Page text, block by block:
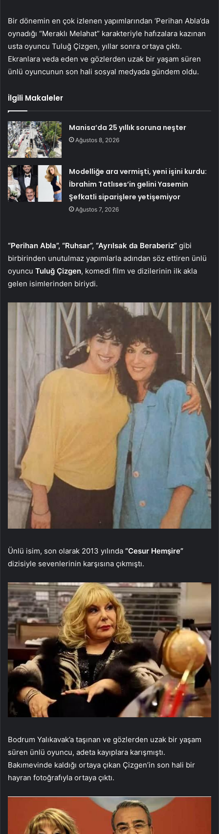
Bir dönemin en çok izlenen yapımlarından ‘Perihan Abla’da
oynadığı “Meraklı Melahat” karakteriyle hafızalara kazınan
usta oyuncu Tuluğ Çizgen, yıllar sonra ortaya çıktı.
Ekranlara veda eden ve gözlerden uzak bir yaşam süren
ünlü oyuncunun son hali sosyal medyada gündem oldu.
İlgili Makaleler
Manisa’da 25 yıllık soruna neşter
Ağustos 8, 2026
Modelliğe ara vermişti, yeni işini kurdu:
İbrahim Tatlıses’in gelini Yasemin
Şefkatli siparişlere yetişemiyor
Ağustos 7, 2026
“Perihan Abla”, “Ruhsar”, “Ayrılsak da Beraberiz” gibi
birbirinden unutulmaz yapımlarla adından söz ettiren ünlü
oyuncu Tuluğ Çizgen, komedi film ve dizilerinin ilk akla
gelen isimlerinden biriydi.
Ünlü isim, son olarak 2013 yılında “Cesur Hemşire”
dizisiyle sevenlerinin karşısına çıkmıştı.
Bodrum Yalıkavak’a taşınan ve gözlerden uzak bir yaşam
süren ünlü oyuncu, adeta kayıplara karışmıştı.
Bakımevinde kaldığı ortaya çıkan Çizgen’in son hali bir
hayran fotoğrafıyla ortaya çıktı.